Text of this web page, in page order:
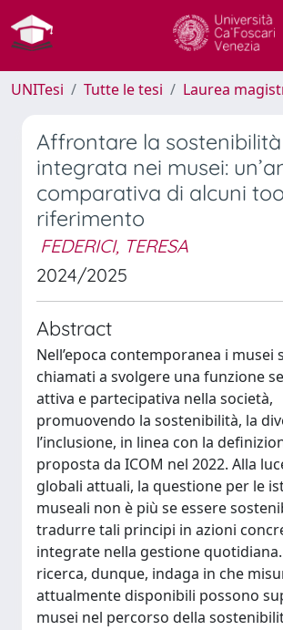
UNITesi Tutte le tesi Laurea
Affrontare la sostenibilità
integrata nei musei:
comparativa di alcuni
riferimento
FEDERICI, TERESA
2024/2025
Abstract
Nell’epoca contemporanea i musei
chiamati a svolgere una funzione
attiva e partecipativa nella società,
promuovendo la sostenibilità, la
l’inclusione, in linea con la
proposta da ICOM nel 2022. Alla
globali attuali, la questione per le
museali non è più se essere
tradurre tali principi in azioni
integrate nella gestione
ricerca, dunque, indaga in che
attualmente disponibili possono
musei nel percorso della